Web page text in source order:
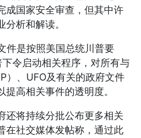
成国家安全审查，但其中许
析和解读。
件是按照美国总统川普要
令启动相关程序，对所有与
）、UFO及有关的政府文件
高相关事件的透明度。
还将持续分批公布更多相关
在社交媒体发帖称，通过此